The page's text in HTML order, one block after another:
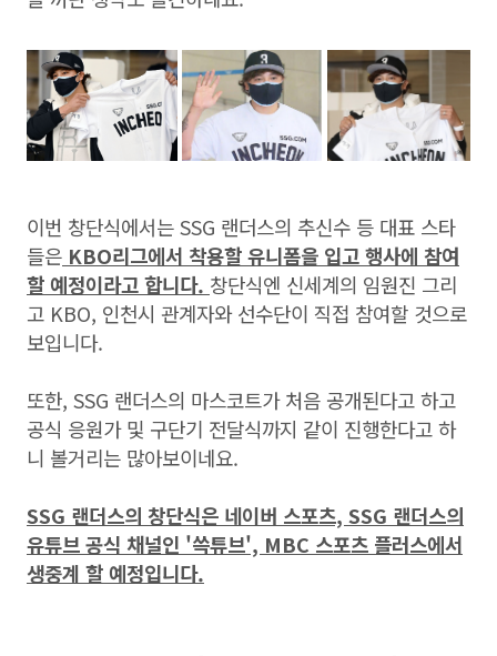
이번 창단식에서는 SSG 랜더스의 추신수 등 대표 스타
들은 KBO리그에서 착용할 유니폼을 입고 행사에 참여
할 예정이라고 합니다. 창단식엔 신세계의 임원진 그리
고 KBO, 인천시 관계자와 선수단이 직접 참여할 것으로
보입니다.
또한, SSG 랜더스의 마스코트가 처음 공개된다고 하고
공식 응원가 및 구단기 전달식까지 같이 진행한다고 하
니 볼거리는 많아보이네요.
SSG 랜더스의 창단식은 네이버 스포츠, SSG 랜더스의
유튜브 공식 채널인 '쓱튜브', MBC 스포츠 플러스에서
생중계 할 예정입니다.